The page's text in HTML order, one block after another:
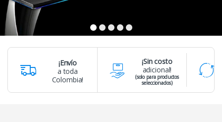
¡Envío
a toda
Colombia!
¡Sin costo
adicional!
(solo para productos
seleccionados)